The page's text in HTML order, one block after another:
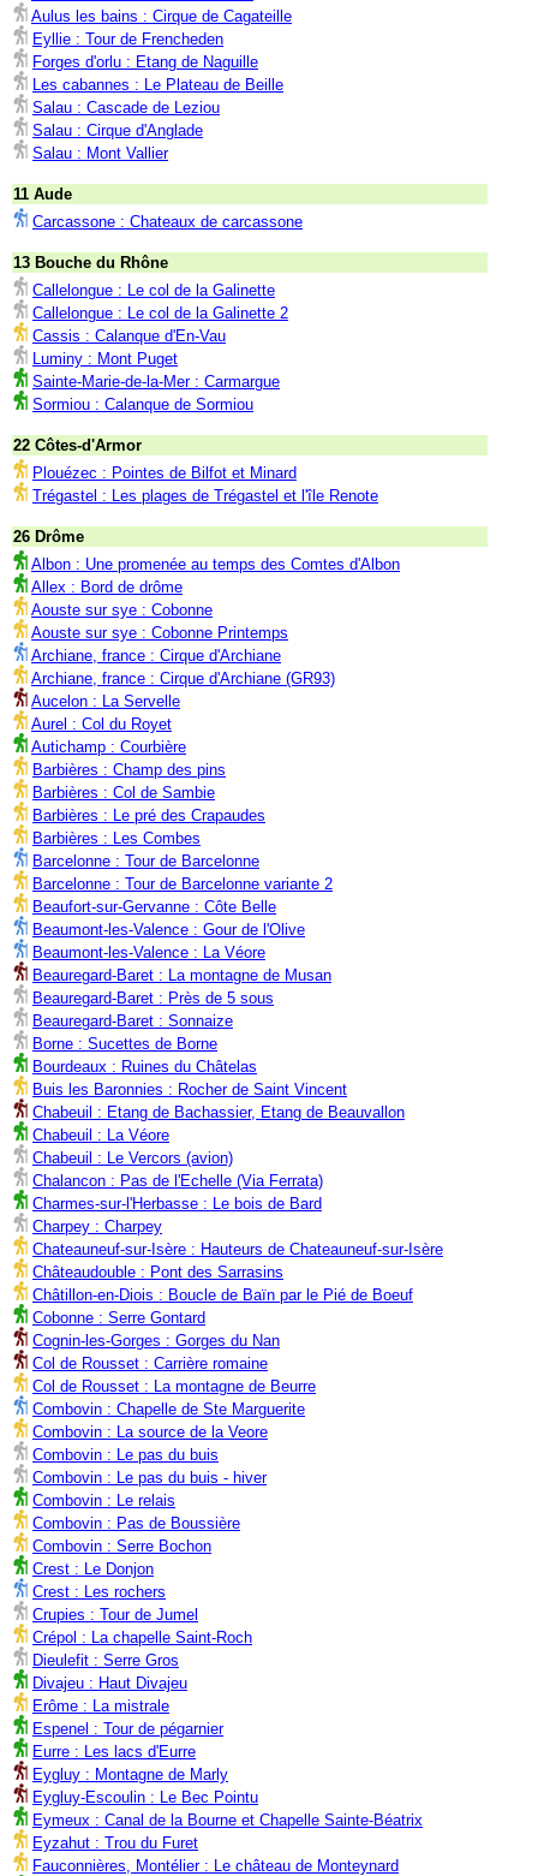
Aulus les bains : Cirque de Cagateille
Eyllie : Tour de Frencheden
Forges d'orlu : Etang de Naguille
Les cabannes : Le Plateau de Beille
Salau : Cascade de Leziou
Salau : Cirque d'Anglade
Salau : Mont Vallier
11 Aude
Carcassone : Chateaux de carcassone
13 Bouche du Rhône
Callelongue : Le col de la Galinette
Callelongue : Le col de la Galinette 2
Cassis : Calanque d'En-Vau
Luminy : Mont Puget
Sainte-Marie-de-la-Mer : Carmargue
Sormiou : Calanque de Sormiou
22 Côtes-d'Armor
Plouézec : Pointes de Bilfot et Minard
Trégastel : Les plages de Trégastel et l'île Renote
26 Drôme
Albon : Une promenée au temps des Comtes d'Albon
Allex : Bord de drôme
Aouste sur sye : Cobonne
Aouste sur sye : Cobonne Printemps
Archiane, france : Cirque d'Archiane
Archiane, france : Cirque d'Archiane (GR93)
Aucelon : La Servelle
Aurel : Col du Royet
Autichamp : Courbière
Barbières : Champ des pins
Barbières : Col de Sambie
Barbières : Le pré des Crapaudes
Barbières : Les Combes
Barcelonne : Tour de Barcelonne
Barcelonne : Tour de Barcelonne variante 2
Beaufort-sur-Gervanne : Côte Belle
Beaumont-les-Valence : Gour de l'Olive
Beaumont-les-Valence : La Véore
Beauregard-Baret : La montagne de Musan
Beauregard-Baret : Près de 5 sous
Beauregard-Baret : Sonnaize
Borne : Sucettes de Borne
Bourdeaux : Ruines du Châtelas
Buis les Baronnies : Rocher de Saint Vincent
Chabeuil : Etang de Bachassier, Etang de Beauvallon
Chabeuil : La Véore
Chabeuil : Le Vercors (avion)
Chalancon : Pas de l'Echelle (Via Ferrata)
Charmes-sur-l'Herbasse : Le bois de Bard
Charpey : Charpey
Chateauneuf-sur-Isère : Hauteurs de Chateauneuf-sur-Isère
Châteaudouble : Pont des Sarrasins
Châtillon-en-Diois : Boucle de Baïn par le Pié de Boeuf
Cobonne : Serre Gontard
Cognin-les-Gorges : Gorges du Nan
Col de Rousset : Carrière romaine
Col de Rousset : La montagne de Beurre
Combovin : Chapelle de Ste Marguerite
Combovin : La source de la Veore
Combovin : Le pas du buis
Combovin : Le pas du buis - hiver
Combovin : Le relais
Combovin : Pas de Boussière
Combovin : Serre Bochon
Crest : Le Donjon
Crest : Les rochers
Crupies : Tour de Jumel
Crépol : La chapelle Saint-Roch
Dieulefit : Serre Gros
Divajeu : Haut Divajeu
Erôme : La mistrale
Espenel : Tour de pégarnier
Eurre : Les lacs d'Eurre
Eygluy : Montagne de Marly
Eygluy-Escoulin : Le Bec Pointu
Eymeux : Canal de la Bourne et Chapelle Sainte-Béatrix
Eyzahut : Trou du Furet
Fauconnières, Montélier : Le château de Monteynard